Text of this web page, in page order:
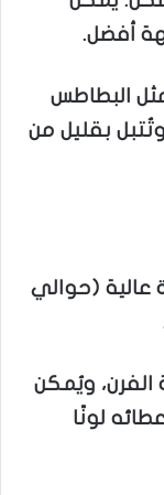
أفضل.
البطاطس
بقليل من
عالية (حوالي
ويُمكن
لونًا